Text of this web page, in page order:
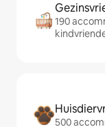
190
500